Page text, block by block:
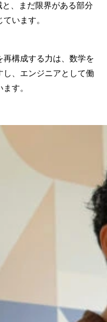
、まだ限界がある部分
います。
構成する力は、数学を
、エンジニアとして働
す。